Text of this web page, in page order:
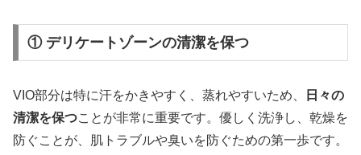
① デリケートゾーンの清潔を保つ
VIO部分は特に汗をかきやすく、蒸れやすいため、
日々の
清潔を保つことが非常に重要です。優しく洗浄し、乾燥を
防ぐことが、肌トラブルや臭いを防ぐための第一歩です。